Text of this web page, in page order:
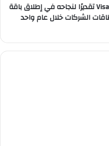
بنك مصر يحصل على درع تكريمي من Visa تقديرًا لنجاحه في إطلاق باقة